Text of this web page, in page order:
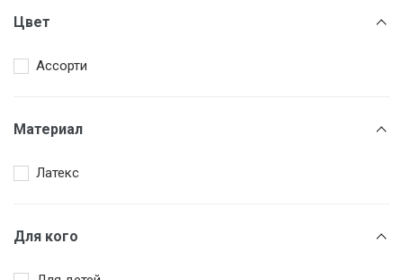
Цвет
Ассорти
Материал
Латекс
Для кого